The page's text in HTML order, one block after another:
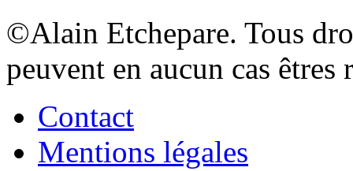
©Alain Etchepare. Tous
peuvent en aucun cas
Contact
Mentions légales